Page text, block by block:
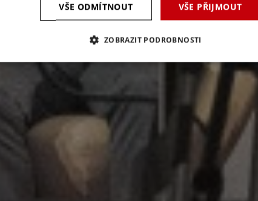
VŠE PŘIJMOUT
VŠE ODMÍTNOUT
ZOBRAZIT PODROBNOSTI